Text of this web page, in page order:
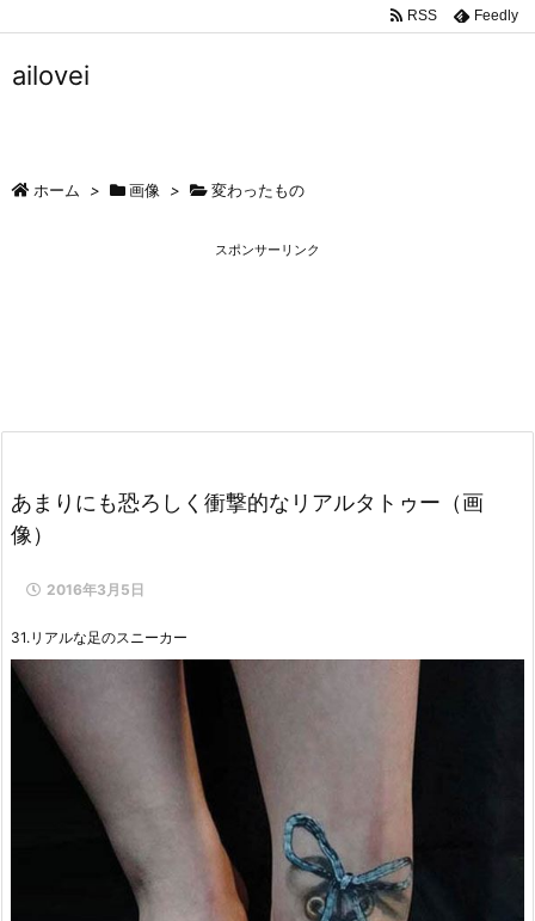
RSS Feedly
ailovei
ホーム > 画像 > 変わったもの
スポンサーリンク
あまりにも恐ろしく衝撃的なリアルタトゥー（画
像）
2016年3月5日
31.リアルな足のスニーカー